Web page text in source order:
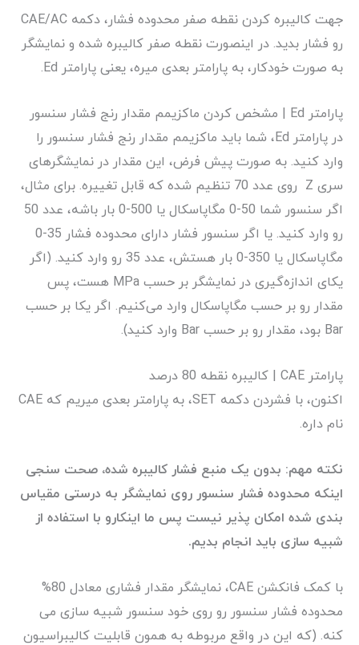
جهت کالیبره کردن نقطه صفر محدوده فشار، دکمه CAE/AC
رو فشار بدید. در اینصورت نقطه صفر کالیبره شده و نمایشگر
به صورت خودکار، به پارامتر بعدی میره، یعنی پارامتر Ed.
پارامتر Ed | مشخص کردن ماکزیمم مقدار رنج فشار سنسور
در پارامتر Ed، شما باید ماکزیمم مقدار رنج فشار سنسور را
وارد کنید. به صورت پیش فرض، این مقدار در نمایشگرهای
سری Z روی عدد 70 تنظیم شده که قابل تغییره. برای مثال،
اگر سنسور شما 50-0 مگاپاسکال یا 500-0 بار باشه، عدد 50
رو وارد کنید. یا اگر سنسور فشار دارای محدوده فشار 35-0
مگاپاسکال یا 350-0 بار هستش، عدد 35 رو وارد کنید. (اگر
یکای اندازه‌گیری در نمایشگر بر حسب MPa هست، پس
مقدار رو بر حسب مگاپاسکال وارد می‌کنیم. اگر یکا بر حسب
Bar بود، مقدار رو بر حسب Bar وارد کنید).
پارامتر CAE | کالیبره نقطه 80 درصد
اکنون، با فشردن دکمه SET، به پارامتر بعدی میریم که CAE
نام داره.
نکته مهم: بدون یک منبع فشار کالیبره شده، صحت سنجی
اینکه محدوده فشار سنسور روی نمایشگر به درستی مقیاس
بندی شده امکان پذیر نیست پس ما اینکارو با استفاده از
شبیه سازی باید انجام بدیم.
با کمک فانکشن CAE، نمایشگر مقدار فشاری معادل 80%
محدوده فشار سنسور رو روی خود سنسور شبیه سازی می
کنه. (که این در واقع مربوطه به همون قابلیت کالیبراسیون